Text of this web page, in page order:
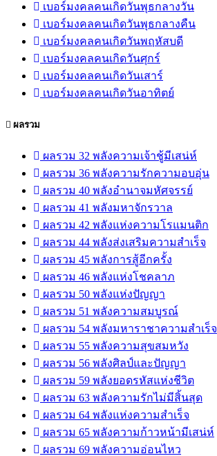
เบอร์มงคลคนเกิดวันพุธกลางวัน
เบอร์มงคลคนเกิดวันพุธกลางคืน
เบอร์มงคลคนเกิดวันพฤหัสบดี
เบอร์มงคลคนเกิดวันศุกร์
เบอร์มงคลคนเกิดวันเสาร์
เบอร์มงคลคนเกิดวันอาทิตย์
ผลรวม
ผลรวม 32 พลังความเจ้าชู้มีเสน่ห์
ผลรวม 36 พลังความรักความอบอุ่น
ผลรวม 40 พลังอำนาจมหัศจรรย์
ผลรวม 41 พลังมหาจักรวาล
ผลรวม 42 พลังแห่งความโรแมนติก
ผลรวม 44 พลังส่งเสริมความสำเร็จ
ผลรวม 45 พลังการสู้อีกครั้ง
ผลรวม 46 พลังแห่งโชคลาภ
ผลรวม 50 พลังแห่งปัญญา
ผลรวม 51 พลังความสมบูรณ์
ผลรวม 54 พลังมหาราชาความสำเร็จ
ผลรวม 55 พลังความสุขสมหวัง
ผลรวม 56 พลังศิลป์และปัญญา
ผลรวม 59 พลังยอดรหัสแห่งชีวิต
ผลรวม 63 พลังความรักไม่มีสิ้นสุด
ผลรวม 64 พลังแห่งความสำเร็จ
ผลรวม 65 พลังความก้าวหน้ามีเสน่ห์
ผลรวม 69 พลังความอ่อนไหว